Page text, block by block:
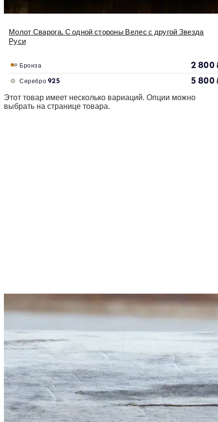
Молот Сварога. С одной стороны Велес с другой Звезда
Руси
Бронза 2 800
Серебро 925 5 800
Этот товар имеет несколько вариаций. Опции можно
выбрать на странице товара.